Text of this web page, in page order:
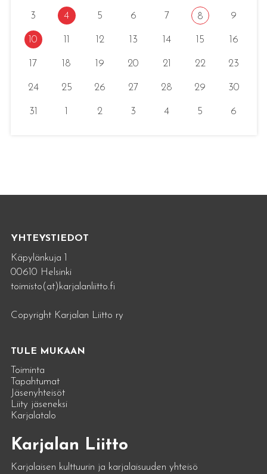
3 4 5 6 7 8 9
10 12 13 14 15 16
17 18 19 20 21 22 23
24 25 26 27 28 29 30
31 2 3 4 5 6
YHTEYSTIEDOT
Käpylänkuja 1
00610 Helsinki
toimisto(at)karjalanliitto.fi
Copyright Karjalan Liitto ry
TULE MUKAAN
Toiminta
Tapahtumat
Jäsenyhteisöt
Liity jäseneksi
Karjalatalo
Karjalan Liitto
Karjalaisen kulttuurin ja karjalaisuuden yhteisö